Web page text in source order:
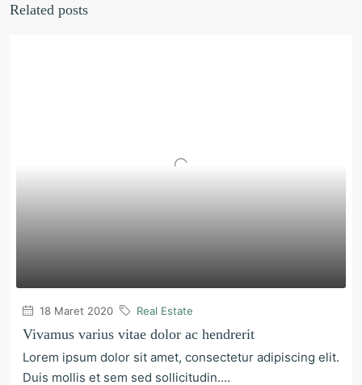
Related posts
18 Maret 2020 Real Estate
Vivamus varius vitae dolor ac hendrerit
Lorem ipsum dolor sit amet, consectetur adipiscing elit.
Duis mollis et sem sed sollicitudin....